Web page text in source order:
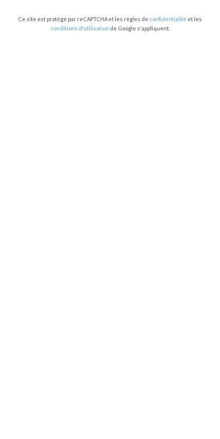
Ce site est protégé par reCAPTCHA et les règles de confidentialité et les
conditions d'utilisation de Google s'appliquent.